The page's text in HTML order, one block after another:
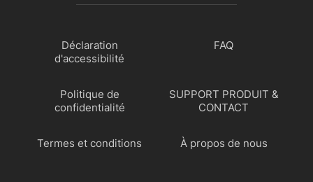
Déclaration
d'accessibilité
FAQ
Politique de
confidentialité
SUPPORT PRODUIT &
CONTACT
Termes et conditions À propos de nous